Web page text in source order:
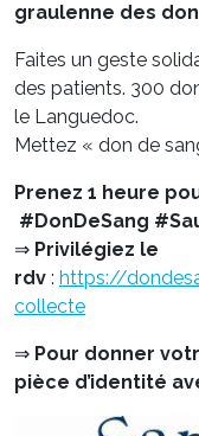
graulenne des
Faites un geste
des patients. 300
le Languedoc.
Mettez « don de
Prenez 1 heure
#DonDeSang
⇒ Privilégiez le
rdv : https://
collecte
⇒ Pour donner
pièce d’identité